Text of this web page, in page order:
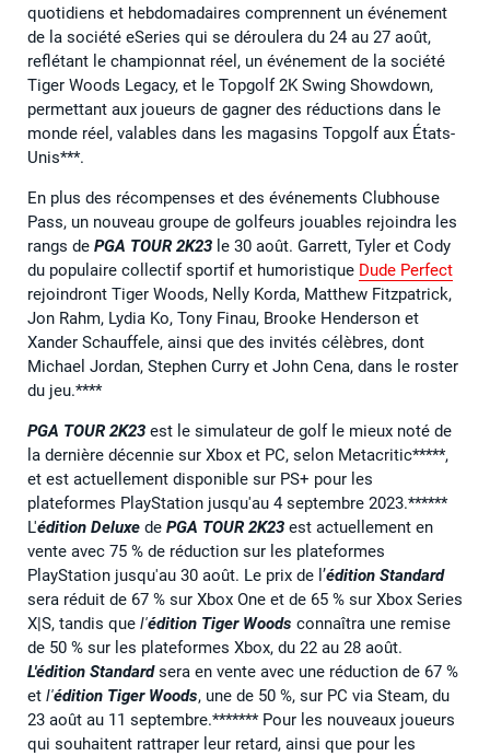
quotidiens et hebdomadaires comprennent un événement
de la société eSeries qui se déroulera du 24 au 27 août,
reflétant le championnat réel, un événement de la société
Tiger Woods Legacy, et le Topgolf 2K Swing Showdown,
permettant aux joueurs de gagner des réductions dans le
monde réel, valables dans les magasins Topgolf aux États-
Unis***.
En plus des récompenses et des événements Clubhouse
Pass, un nouveau groupe de golfeurs jouables rejoindra les
rangs de PGA TOUR 2K23 le 30 août. Garrett, Tyler et Cody
du populaire collectif sportif et humoristique Dude Perfect
rejoindront Tiger Woods, Nelly Korda, Matthew Fitzpatrick,
Jon Rahm, Lydia Ko, Tony Finau, Brooke Henderson et
Xander Schauffele, ainsi que des invités célèbres, dont
Michael Jordan, Stephen Curry et John Cena, dans le roster
du jeu.****
PGA TOUR 2K23 est le simulateur de golf le mieux noté de
la dernière décennie sur Xbox et PC, selon Metacritic*****,
et est actuellement disponible sur PS+ pour les
plateformes PlayStation jusqu'au 4 septembre 2023.******
L'édition Deluxe de PGA TOUR 2K23 est actuellement en
vente avec 75 % de réduction sur les plateformes
PlayStation jusqu'au 30 août. Le prix de l’édition Standard
sera réduit de 67 % sur Xbox One et de 65 % sur Xbox Series
X|S, tandis que l'édition Tiger Woods connaîtra une remise
de 50 % sur les plateformes Xbox, du 22 au 28 août.
L'édition Standardsera en vente avec une réduction de 67 %
et l'édition Tiger Woods, une de 50 %, sur PC via Steam, du
23 août au 11 septembre.******* Pour les nouveaux joueurs
qui souhaitent rattraper leur retard, ainsi que pour les